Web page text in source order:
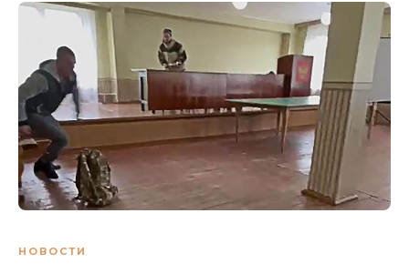
НОВОСТИ